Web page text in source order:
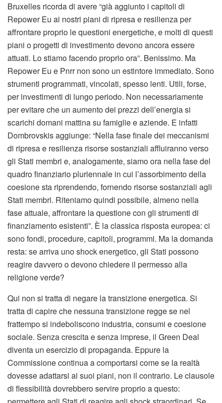
Bruxelles ricorda di avere “già aggiunto i capitoli di
Repower Eu ai nostri piani di ripresa e resilienza per
affrontare proprio le questioni energetiche, e molti di questi
piani o progetti di investimento devono ancora essere
attuati. Lo stiamo facendo proprio ora”. Benissimo. Ma
Repower Eu e Pnrr non sono un estintore immediato. Sono
strumenti programmati, vincolati, spesso lenti. Utili, forse,
per investimenti di lungo periodo. Non necessariamente
per evitare che un aumento dei prezzi dell’energia si
scarichi domani mattina su famiglie e aziende. E infatti
Dombrovskis aggiunge: “Nella fase finale dei meccanismi
di ripresa e resilienza risorse sostanziali affluiranno verso
gli Stati membri e, analogamente, siamo ora nella fase del
quadro finanziario pluriennale in cui l’assorbimento della
coesione sta riprendendo, fornendo risorse sostanziali agli
Stati membri. Riteniamo quindi possibile, almeno nella
fase attuale, affrontare la questione con gli strumenti di
finanziamento esistenti”. È la classica risposta europea: ci
sono fondi, procedure, capitoli, programmi. Ma la domanda
resta: se arriva uno shock energetico, gli Stati possono
reagire davvero o devono chiedere il permesso alla
religione verde?
Qui non si tratta di negare la transizione energetica. Si
tratta di capire che nessuna transizione regge se nel
frattempo si indeboliscono industria, consumi e coesione
sociale. Senza crescita e senza imprese, il Green Deal
diventa un esercizio di propaganda. Eppure la
Commissione continua a comportarsi come se la realtà
dovesse adattarsi ai suoi piani, non il contrario. Le clausole
di flessibilità dovrebbero servire proprio a questo: